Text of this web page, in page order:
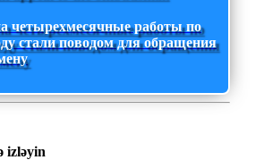
четырехмесячные работы по
стали поводом для обращения
izləyin